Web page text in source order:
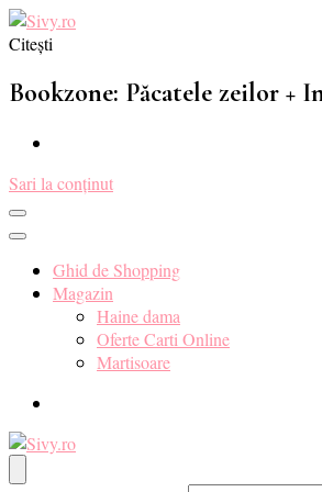
Sivy.ro ❤️
Sivy.ro este un sursa de inspiratie si un ghid
pentru tine. ❤️
Citești
Bookzone: Păcatele zeilor +
Sari la conținut
Ghid de Shopping
Magazin
Haine dama
Oferte Carti Online
Martisoare
Sivy.ro ❤️
Sivy.ro este un sursa de inspiratie si un ghid